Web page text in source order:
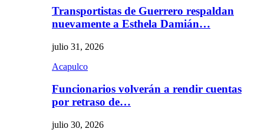
Transportistas de Guerrero respaldan
nuevamente a Esthela Damián…
julio 31, 2026
Acapulco
Funcionarios volverán a rendir cuentas
por retraso de…
julio 30, 2026